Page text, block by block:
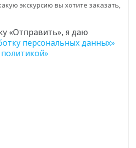
экскурсию вы хотите заказать,
«Отправить», я даю
персональных данных»